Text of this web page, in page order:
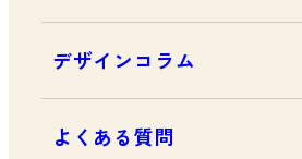
デザインコラム
よくある質問